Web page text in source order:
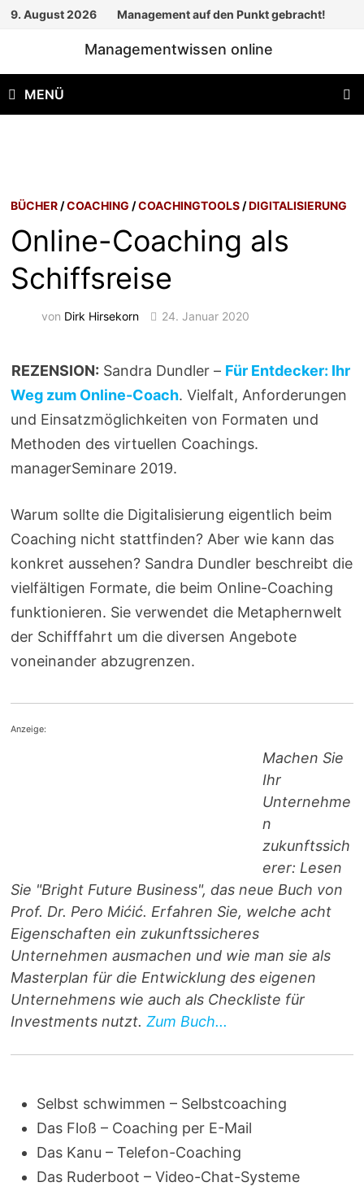
Zum
9. August 2026 Management auf den Punkt gebracht!
Managementwissen online
MENÜ
BÜCHER /COACHING /COACHINGTOOLS /DIGITALISIERUNG
Online-Coaching als
Schiffsreise
von Dirk Hirsekorn 24. Januar 2020
REZENSION: Sandra Dundler – Für Entdecker: Ihr
Weg zum Online-Coach. Vielfalt, Anforderungen
und Einsatzmöglichkeiten von Formaten und
Methoden des virtuellen Coachings.
managerSeminare 2019.
Warum sollte die Digitalisierung eigentlich beim
Coaching nicht stattfinden? Aber wie kann das
konkret aussehen? Sandra Dundler beschreibt die
vielfältigen Formate, die beim Online-Coaching
funktionieren. Sie verwendet die Metaphernwelt
der Schifffahrt um die diversen Angebote
voneinander abzugrenzen.
Anzeige:
Machen Sie
Ihr
Unternehme
n
zukunftssich
erer: Lesen
Sie "Bright Future Business", das neue Buch von
Prof. Dr. Pero Mićić. Erfahren Sie, welche acht
Eigenschaften ein zukunftssicheres
Unternehmen ausmachen und wie man sie als
Masterplan für die Entwicklung des eigenen
Unternehmens wie auch als Checkliste für
Investments nutzt.Zum Buch...
Selbst schwimmen – Selbstcoaching
Das Floß – Coaching per E-Mail
Das Kanu – Telefon-Coaching
Das Ruderboot – Video-Chat-Systeme